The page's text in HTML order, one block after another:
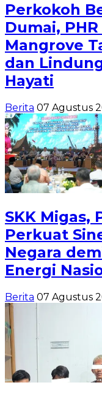
Perkokoh
Dumai,
Mangrove
dan
Hayati
Berita 07 Agustus
SKK Migas,
Perkuat
Negara
Energi
Berita 07 Agustus